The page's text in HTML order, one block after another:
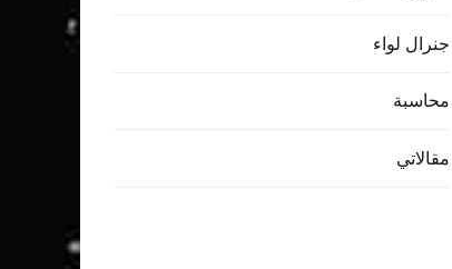
جنرال لواء
محاسبة
مقالاتي